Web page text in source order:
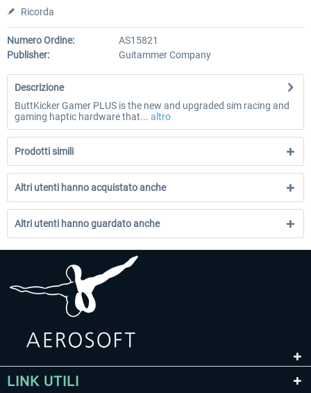
Ricorda
Numero Ordine:
AS15821
Publisher:
Guitammer Company
Descrizione
ButtKicker Gamer PLUS is the new and upgraded sim racing and
gaming haptic hardware that... altro
Prodotti simili
Altri utenti hanno acquistato anche
Altri utenti hanno guardato anche
LINK UTILI